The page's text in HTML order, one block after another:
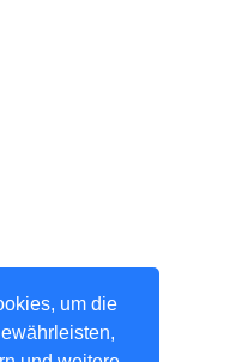
um die